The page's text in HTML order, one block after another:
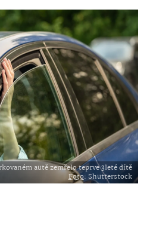
autě zemřelo teprve 3leté dítě
Foto: Shutterstock